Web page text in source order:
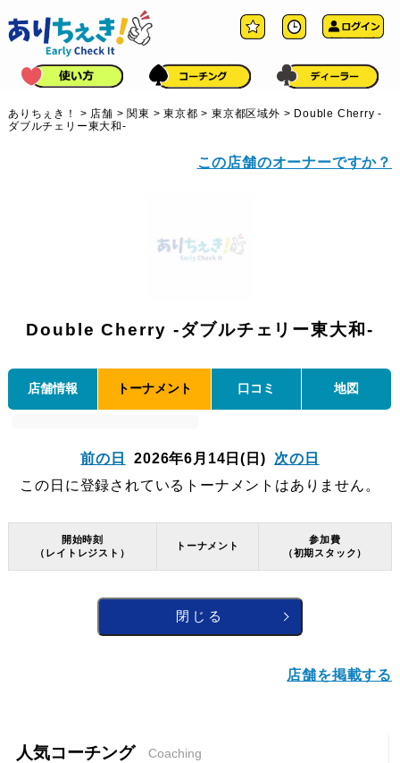
ありちぇき！ > 店舗 > 関東 >東京都 >東京都区域外 > Double Cherry -
ダブルチェリー東大和-
この店舗のオーナーですか？
Double Cherry -ダブルチェリー東大和-
店舗情報 トーナメント 口コミ 地図
前の日 2026年6月14日(日)
次の日
この日に登録されているトーナメントはありません。
開始時刻
（レイトレジスト）
トーナメント
参加費
（初期スタック）
閉じる
店舗を掲載する
人気コーチング Coaching